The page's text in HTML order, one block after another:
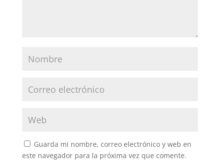
Guarda mi nombre, correo electrónico y web en
este navegador para la próxima vez que comente.